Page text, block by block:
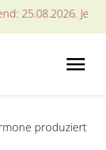
Jetzt
produziert